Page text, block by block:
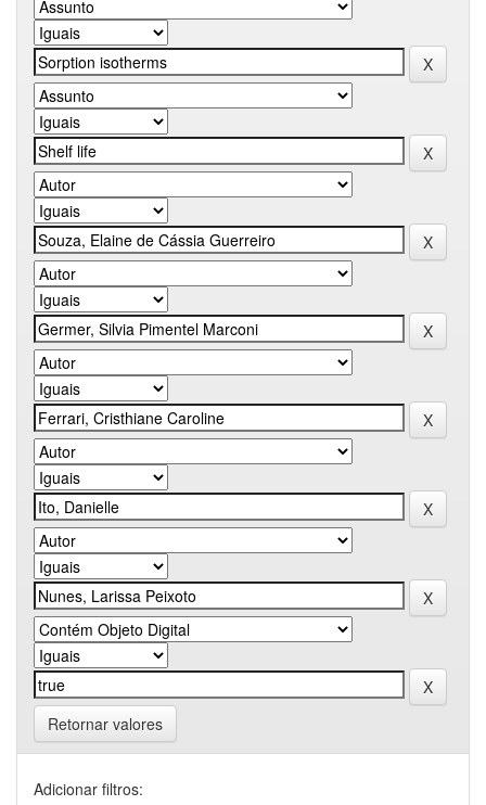
Retornar valores
Adicionar filtros: